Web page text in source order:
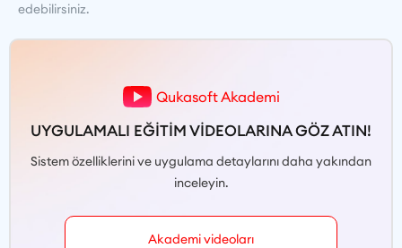
edebilirsiniz.
Qukasoft Akademi
UYGULAMALI EĞİTİM VİDEOLARINA GÖZ ATIN!
Sistem özelliklerini ve uygulama detaylarını daha yakından
inceleyin.
Akademi videoları